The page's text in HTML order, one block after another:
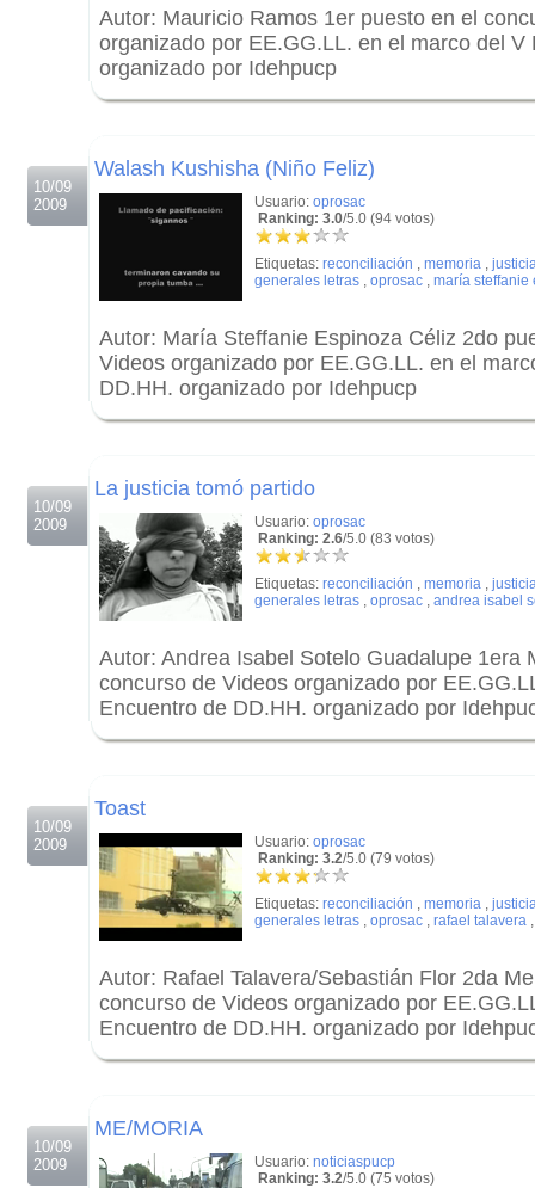
Autor: Mauricio Ramos 1er puesto en el
organizado por EE.GG.LL. en el marco del V
organizado por Idehpucp
10/09
2009
Walash Kushisha (Niño Feliz)
Usuario: oprosac
Ranking: 3.0/5.0 (94 votos)
Etiquetas: reconciliación , memoria ,
generales letras , oprosac , maría steffanie
Autor: María Steffanie Espinoza Céliz 2do
Videos organizado por EE.GG.LL. en el
DD.HH. organizado por Idehpucp
10/09
2009
La justicia tomó partido
Usuario: oprosac
Ranking: 2.6/5.0 (83 votos)
Etiquetas: reconciliación , memoria ,
generales letras , oprosac , andrea isabel
Autor: Andrea Isabel Sotelo Guadalupe 1era
concurso de Videos organizado por
Encuentro de DD.HH. organizado por
10/09
2009
Toast
Usuario: oprosac
Ranking: 3.2/5.0 (79 votos)
Etiquetas: reconciliación , memoria ,
generales letras , oprosac , rafael talavera
Autor: Rafael Talavera/Sebastián Flor 2da
concurso de Videos organizado por
Encuentro de DD.HH. organizado por
10/09
2009
ME/MORIA
Usuario: noticiaspucp
Ranking: 3.2/5.0 (75 votos)